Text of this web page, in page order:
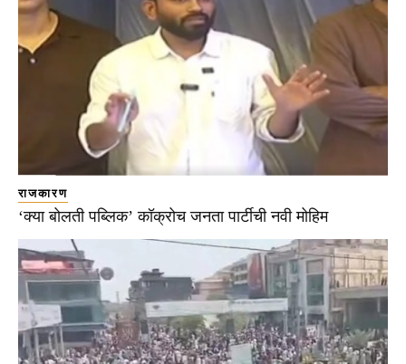
राजकारण
‘क्या बोलती पब्लिक’ कॉक्रोच जनता पार्टीची नवी मोहिम